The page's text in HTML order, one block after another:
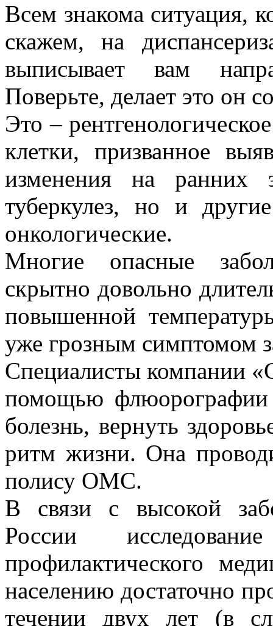
Всем знакома ситуация,
скажем, на
выписывает вам
Поверьте, делает это он
Это –
клетки, призванное
изменения на ранних
туберкулез, но и
онкологические.
Многие опасные
скрытно довольно
повышенной
уже грозным симптомом
Специалисты компании
помощью флюорографии
болезнь, вернуть
ритм жизни. Она
полису ОМС.
В связи с высокой
России
профилактического
населению достаточно
течении двух лет (в